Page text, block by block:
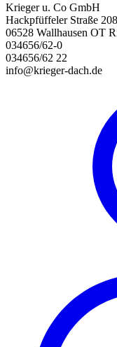
Krieger u. Co GmbH
Hackpfüffeler Straße 208
06528 Wallhausen OT
034656/62-0
034656/62 22
info@krieger-dach.de